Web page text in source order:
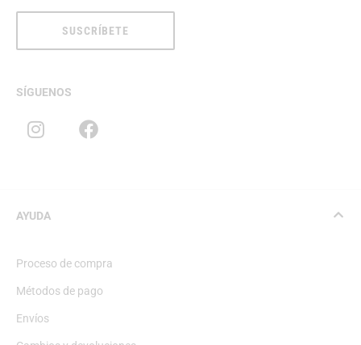
SUSCRÍBETE
SÍGUENOS
AYUDA
Proceso de compra
Métodos de pago
Envíos